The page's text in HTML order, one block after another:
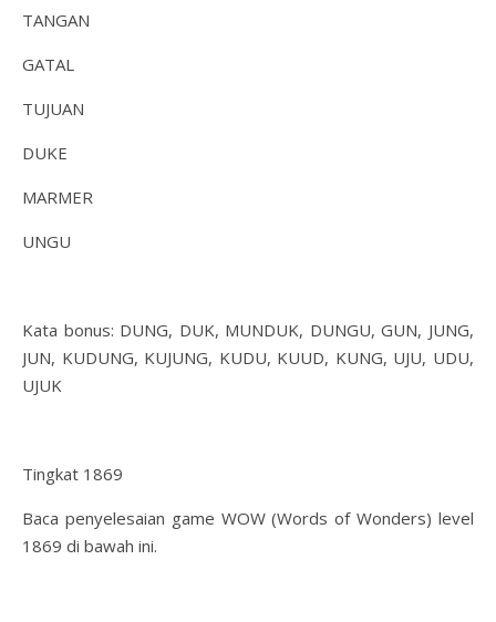
TANGAN
GATAL
TUJUAN
DUKE
MARMER
UNGU
Kata bonus: DUNG, DUK, MUNDUK, DUNGU, GUN, JUNG,
JUN, KUDUNG, KUJUNG, KUDU, KUUD, KUNG, UJU, UDU,
UJUK
Tingkat 1869
Baca penyelesaian game WOW (Words of Wonders) level
1869 di bawah ini.